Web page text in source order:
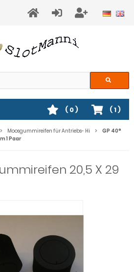
(1)
( 0)
Moosgummireifen für Antriebs- Hi
GP 40°
1 Paar
20,5 X 29